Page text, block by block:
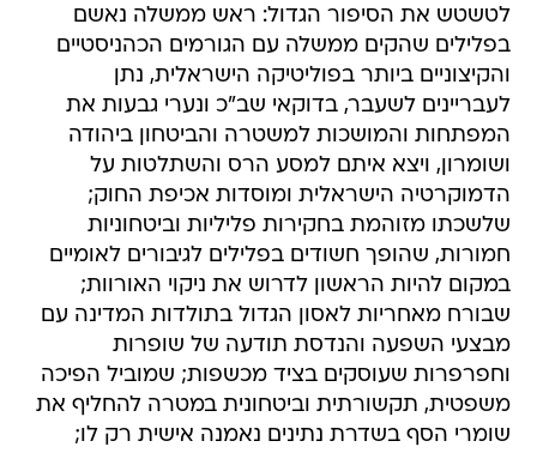
לטשטש את הסיפור הגדול: ראש ממשלה נאשם
בפלילים שהקים ממשלה עם הגורמים הכהניסטיים
והקיצוניים ביותר בפוליטיקה הישראלית, נתן
לעבריינים לשעבר, בדוקאי שב"כ ונערי גבעות את
המפתחות והמושכות למשטרה והביטחון ביהודה
ושומרון, ויצא איתם למסע הרס והשתלטות על
הדמוקרטיה הישראלית ומוסדות אכיפת החוק;
שלשכתו מזוהמת בחקירות פליליות וביטחוניות
חמורות, שהופך חשודים בפלילים לגיבורים לאומיים
במקום להיות הראשון לדרוש את ניקוי האורוות;
שבורח מאחריות לאסון הגדול בתולדות המדינה עם
מבצעי השפעה והנדסת תודעה של שופרות
וחפרפרות שעוסקים בציד מכשפות; שמוביל הפיכה
משפטית, תקשורתית וביטחונית במטרה להחליף את
שומרי הסף בשדרת נתינים נאמנה אישית רק לו;